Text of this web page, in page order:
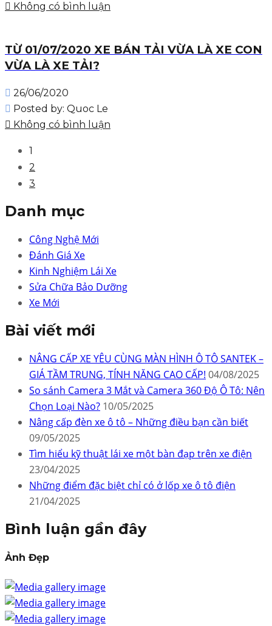
Không có bình luận
TỪ 01/07/2020 XE BÁN TẢI VỪA LÀ XE CON
VỪA LÀ XE TẢI?
26/06/2020
Posted by: Quoc Le
Không có bình luận
1
2
3
Danh mục
Công Nghệ Mới
Đánh Giá Xe
Kinh Nghiệm Lái Xe
Sửa Chữa Bảo Dưỡng
Xe Mới
Bài viết mới
NÂNG CẤP XE YÊU CÙNG MÀN HÌNH Ô TÔ SANTEK –
GIÁ TẦM TRUNG, TÍNH NĂNG CAO CẤP! 04/08/2025
So sánh Camera 3 Mắt và Camera 360 Độ Ô Tô: Nên
Chọn Loại Nào? 10/05/2025
Nâng cấp đèn xe ô tô – Những điều bạn cần biết
09/05/2025
Tìm hiểu kỹ thuật lái xe một bàn đạp trên xe điện
23/04/2025
Những điểm đặc biệt chỉ có ở lốp xe ô tô điện
21/04/2025
Bình luận gần đây
Ảnh Đẹp